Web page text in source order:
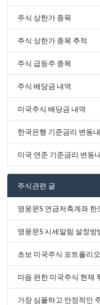
주식 상한가 종목
주식 상한가 종목 추적
주식 급등주 종목
주식 배당금 내역
미국주식 배당금 내역
한국은행 기준금리 변동
미국 연준 기준금리 변동
주식관련 글
영웅문S 연금저축계좌 한
영웅문S 시세알림 설정방
초보 미국주식 포트폴리
마음 편한 미국주식 현재
가장 심플하고 안정적인